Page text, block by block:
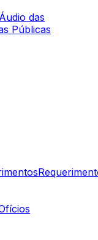
Áudio das
Públicas